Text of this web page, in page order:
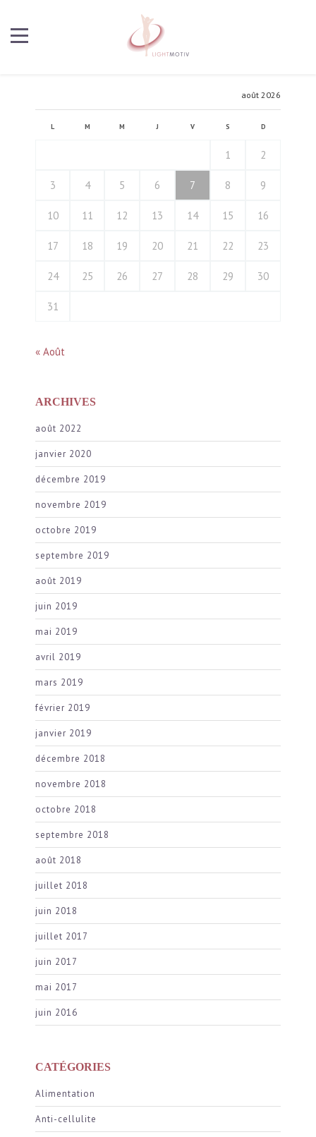
août 2026
L M M J V S D
1 2
3 4 5 6 7 8 9
10 11 12 13 14 15 16
17 18 19 20 21 22 23
24 25 26 27 28 29 30
31
« Août
ARCHIVES
août 2022
janvier 2020
décembre 2019
novembre 2019
octobre 2019
septembre 2019
août 2019
juin 2019
mai 2019
avril 2019
mars 2019
février 2019
janvier 2019
décembre 2018
novembre 2018
octobre 2018
septembre 2018
août 2018
juillet 2018
juin 2018
juillet 2017
juin 2017
mai 2017
juin 2016
CATÉGORIES
Alimentation
Anti-cellulite